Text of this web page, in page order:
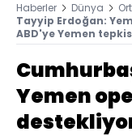
Haberler Dünya
Tayyip Erdoğan:
ABD'ye Yemen
Yemen